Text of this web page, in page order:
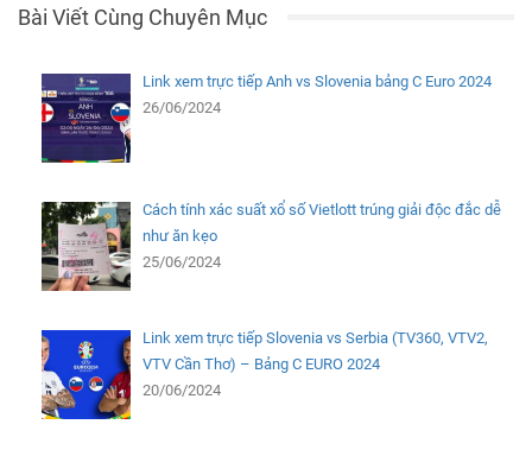
Bài Viết Cùng Chuyên Mục
Link xem trực tiếp Anh vs Slovenia bảng C Euro 2024
26/06/2024
Cách tính xác suất xổ số Vietlott trúng giải độc đắc dễ
như ăn kẹo
25/06/2024
Link xem trực tiếp Slovenia vs Serbia (TV360, VTV2,
VTV Cần Thơ) – Bảng C EURO 2024
20/06/2024